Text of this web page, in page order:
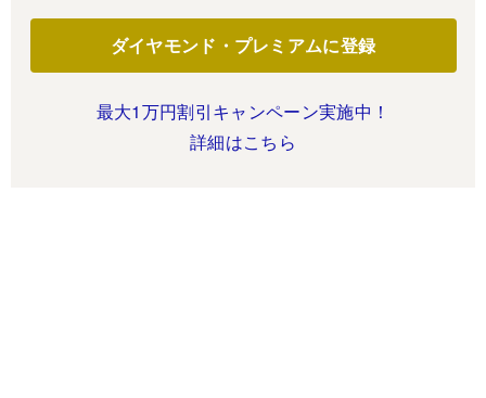
ダイヤモンド・プレミアムに登録
最大1万円割引キャンペーン実施中！
詳細はこちら